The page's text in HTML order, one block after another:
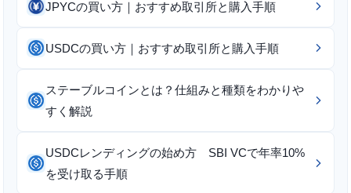
JPYCの買い方｜おすすめ取引所と購入手順
USDCの買い方｜おすすめ取引所と購入手順
ステーブルコインとは？仕組みと種類をわかりや
すく解説
USDCレンディングの始め方 SBI VCで年率10%
を受け取る手順